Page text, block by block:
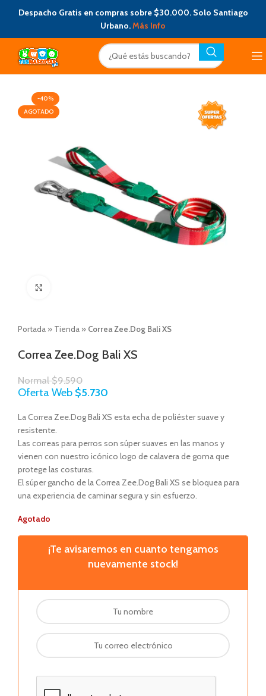
Despacho Gratis en compras sobre $30.000. Solo Santiago
Urbano.Más Info
-40%
AGOTADO
Portada » Tienda » Correa Zee.Dog Bali XS
Correa Zee.Dog Bali XS
Normal$9.590
Oferta Web $5.730
La Correa Zee.Dog Bali XS esta echa de poliéster suave y
resistente.
Las correas para perros son súper suaves en las manos y
vienen con nuestro icónico logo de calavera de goma que
protege las costuras.
El súper gancho de la Correa Zee.Dog Bali XS se bloquea para
una experiencia de caminar segura y sin esfuerzo.
Agotado
¡Te avisaremos en cuanto tengamos
nuevamente stock!